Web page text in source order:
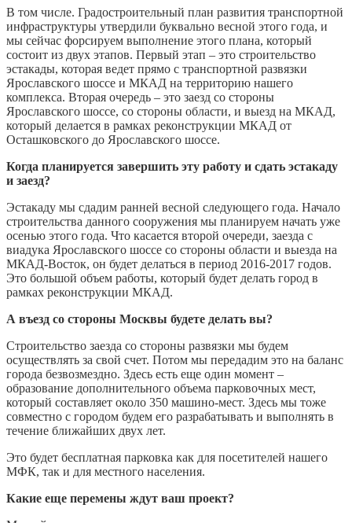
В том числе. Градостроительный план развития транспортной
инфраструктуры утвердили буквально весной этого года, и
мы сейчас форсируем выполнение этого плана, который
состоит из двух этапов. Первый этап – это строительство
эстакады, которая ведет прямо с транспортной развязки
Ярославского шоссе и МКАД на территорию нашего
комплекса. Вторая очередь – это заезд со стороны
Ярославского шоссе, со стороны области, и выезд на МКАД,
который делается в рамках реконструкции МКАД от
Осташковского до Ярославского шоссе.
Когда планируется завершить эту работу и сдать эстакаду
и заезд?
Эстакаду мы сдадим ранней весной следующего года. Начало
строительства данного сооружения мы планируем начать уже
осенью этого года. Что касается второй очереди, заезда с
виадука Ярославского шоссе со стороны области и выезда на
МКАД-Восток, он будет делаться в период 2016-2017 годов.
Это большой объем работы, который будет делать город в
рамках реконструкции МКАД.
А въезд со стороны Москвы будете делать вы?
Строительство заезда со стороны развязки мы будем
осуществлять за свой счет. Потом мы передадим это на баланс
города безвозмездно. Здесь есть еще один момент –
образование дополнительного объема парковочных мест,
который составляет около 350 машино-мест. Здесь мы тоже
совместно с городом будем его разрабатывать и выполнять в
течение ближайших двух лет.
Это будет бесплатная парковка как для посетителей нашего
МФК, так и для местного населения.
Какие еще перемены ждут ваш проект?